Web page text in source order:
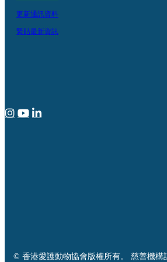
更新通訊資料
緊貼最新資訊
© 香港愛護動物協會版權所有。 慈善機構